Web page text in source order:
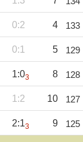
0:2 4 133
0:1 5 129
1:03 8 128
1:2 10 127
2:13 9 125